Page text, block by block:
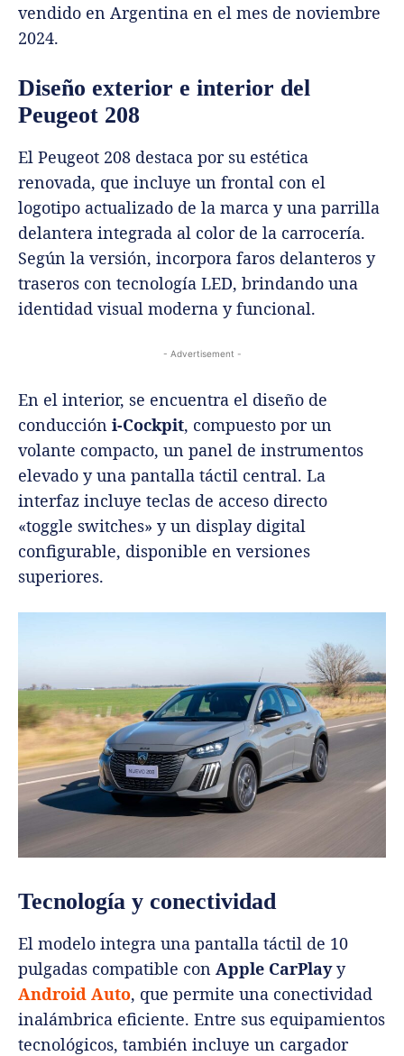
vendido en Argentina en el mes de noviembre
2024.
Diseño exterior e interior del
Peugeot 208
El Peugeot 208 destaca por su estética
renovada, que incluye un frontal con el
logotipo actualizado de la marca y una parrilla
delantera integrada al color de la carrocería.
Según la versión, incorpora faros delanteros y
traseros con tecnología LED, brindando una
identidad visual moderna y funcional.
- Advertisement -
En el interior, se encuentra el diseño de
conducción i-Cockpit, compuesto por un
volante compacto, un panel de instrumentos
elevado y una pantalla táctil central. La
interfaz incluye teclas de acceso directo
«toggle switches» y un display digital
configurable, disponible en versiones
superiores.
Tecnología y conectividad
El modelo integra una pantalla táctil de 10
pulgadas compatible con Apple CarPlayy
Android Auto, que permite una conectividad
inalámbrica eficiente. Entre sus equipamientos
tecnológicos, también incluye un cargador